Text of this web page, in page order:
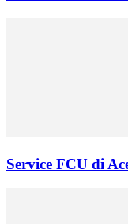
Service FCU di